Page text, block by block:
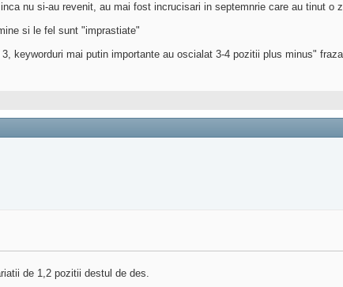
nu si-au revenit, au mai fost incrucisari in septemnrie care au tinut o
si le fel sunt "imprastiate"
keyworduri mai putin importante au oscialat 3-4 pozitii plus minus"
de 1,2 pozitii destul de des.